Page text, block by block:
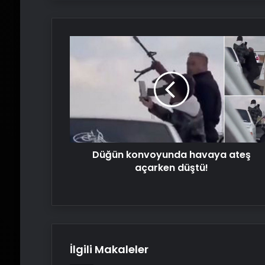
Düğün konvoyunda havaya ateş
açarken düştü!
İlgili Makaleler